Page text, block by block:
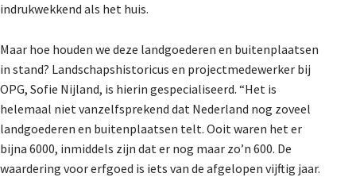
indrukwekkend als het huis.
Maar hoe houden we deze landgoederen en buitenplaatsen
in stand? Landschapshistoricus en projectmedewerker bij
OPG, Sofie Nijland, is hierin gespecialiseerd. “Het is
helemaal niet vanzelfsprekend dat Nederland nog zoveel
landgoederen en buitenplaatsen telt. Ooit waren het er
bijna 6000, inmiddels zijn dat er nog maar zo’n 600. De
waardering voor erfgoed is iets van de afgelopen vijftig jaar.